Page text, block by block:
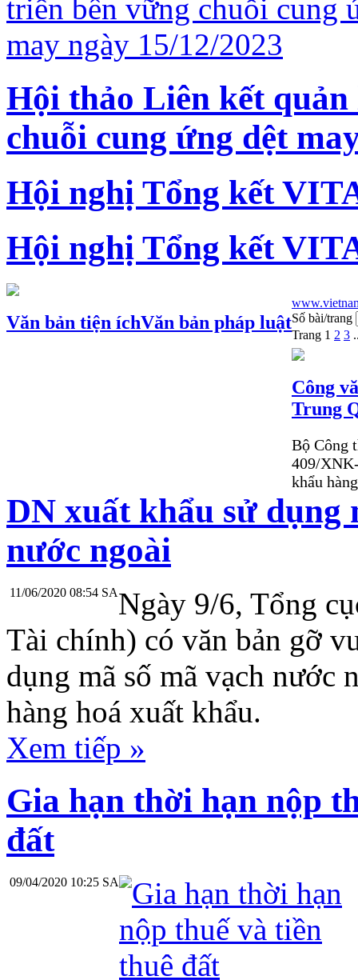
Hội thảo Liên kết
chuỗi cung ứng dệt
Hội nghị Tổng kết
Hội nghị Tổng kết
Văn bản tiện íchVăn bản pháp luậtSố bài/trang
Trang 1 2 3
Công
Trung
Bộ Công
409/
khẩu
DN xuất khẩu sử dụng
nước ngoài
11/06/2020 08:54 SANgày 9/6, Tổng
Tài chính) có văn bản gỡ
dụng mã số mã vạch nước
hàng hoá xuất khẩu.
Xem tiếp »
Gia hạn thời hạn nộp
đất
09/04/2020 10:25 SA